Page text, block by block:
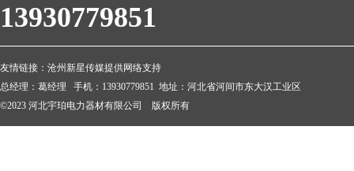
13930779851
友情链接： 沧州新星传媒提供网络支持
总经理：葛经理 手机：13930779851 地址：河北省河间市东大汉工业区
©2023 河北宇珀电力器材有限公司 版权所有